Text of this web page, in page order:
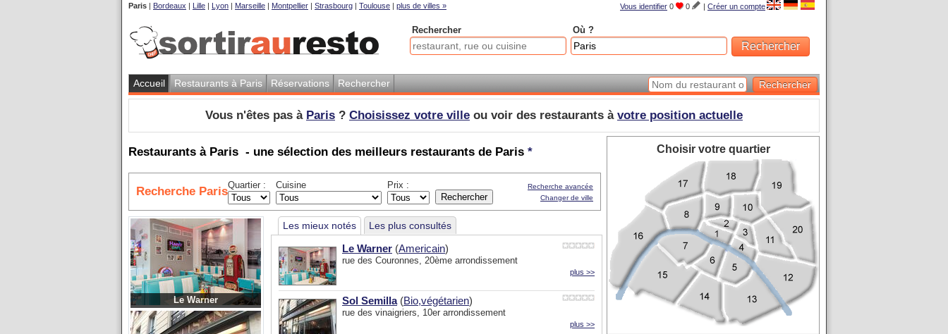
Vous identifier 0 0 | Créer un compte
Paris | Bordeaux | Lille | Lyon | Marseille | Montpellier | Strasbourg | Toulouse | plus de villes »
Rechercher Où ?
Accueil Restaurants à Paris Réservations Rechercher
Vous n'êtes pas à Paris ? Choisissez votre ville ou voir des restaurants à votre position actuelle
Choisir votre quartier
Restaurants à Paris - une sélection des meilleurs restaurants de Paris *
Recherche ParisQuartier : Cuisine Prix :
Recherche avancée
Changer de ville
Les mieux notés Les plus consultés
Le Warner (Americain)
rue des Couronnes, 20ème arrondissement
plus >>
Sol Semilla (Bio,végétarien)
rue des vinaigriers, 10er arrondissement
plus >>
Le Warner